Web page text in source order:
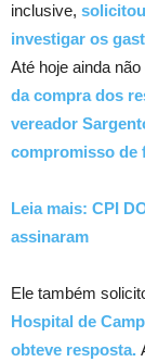
inclusive,
investigar os
Até hoje ainda
da compra dos
vereador
compromisso de
Leia mais: CPI
assinaram
Ele também
Hospital de
obteve resposta.